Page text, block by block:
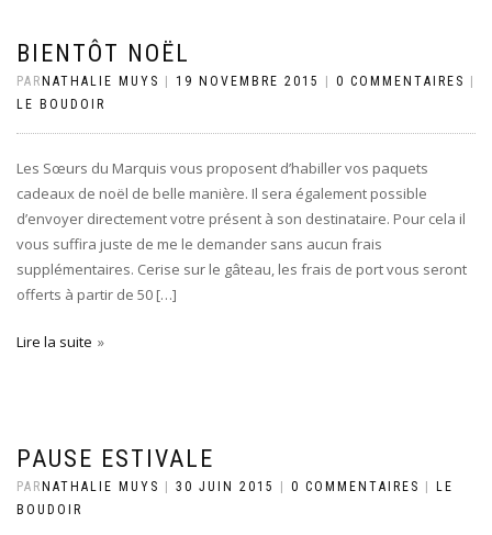
BIENTÔT NOËL
PAR NATHALIE MUYS 19 NOVEMBRE 2015 0 COMMENTAIRES
LE BOUDOIR
Les Sœurs du Marquis vous proposent d’habiller vos paquets
cadeaux de noël de belle manière. Il sera également possible
d’envoyer directement votre présent à son destinataire. Pour cela il
vous suffira juste de me le demander sans aucun frais
supplémentaires. Cerise sur le gâteau, les frais de port vous seront
offerts à partir de 50 […]
Lire la suite
PAUSE ESTIVALE
PAR NATHALIE MUYS 30 JUIN 2015 0 COMMENTAIRES
LE
BOUDOIR